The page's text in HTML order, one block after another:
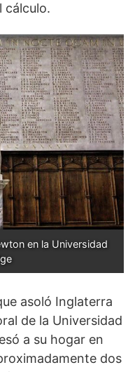
cálculo.
en la Universidad
asoló Inglaterra
de la Universidad
a su hogar en
dos